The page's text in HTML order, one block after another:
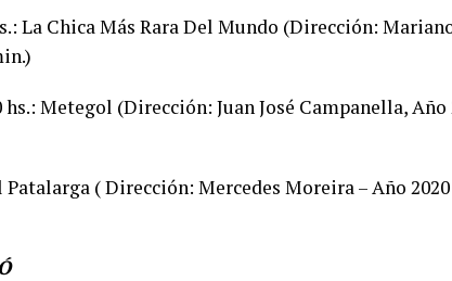
La Chica Más Rara Del Mundo (Dirección:
hs.: Metegol (Dirección: Juan José Campanella,
Patalarga ( Dirección: Mercedes Moreira – Año